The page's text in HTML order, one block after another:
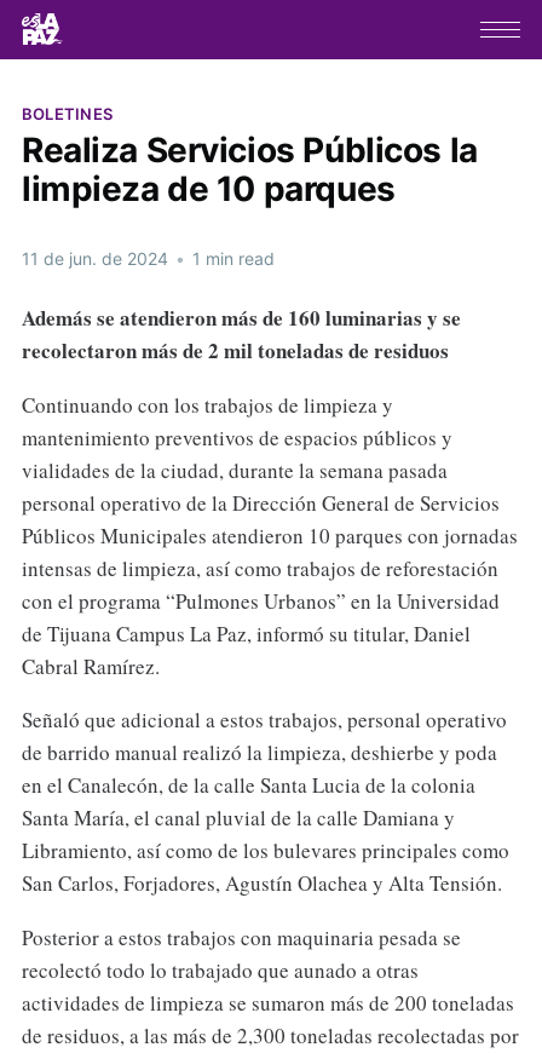
BOLETINES
Realiza Servicios Públicos la
limpieza de 10 parques
11 de jun. de 2024 • 1 min read
Además se atendieron más de 160 luminarias y se
recolectaron más de 2 mil toneladas de residuos
Continuando con los trabajos de limpieza y
mantenimiento preventivos de espacios públicos y
vialidades de la ciudad, durante la semana pasada
personal operativo de la Dirección General de Servicios
Públicos Municipales atendieron 10 parques con jornadas
intensas de limpieza, así como trabajos de reforestación
con el programa “Pulmones Urbanos” en la Universidad
de Tijuana Campus La Paz, informó su titular, Daniel
Cabral Ramírez.
Señaló que adicional a estos trabajos, personal operativo
de barrido manual realizó la limpieza, deshierbe y poda
en el Canalecón, de la calle Santa Lucia de la colonia
Santa María, el canal pluvial de la calle Damiana y
Libramiento, así como de los bulevares principales como
San Carlos, Forjadores, Agustín Olachea y Alta Tensión.
Posterior a estos trabajos con maquinaria pesada se
recolectó todo lo trabajado que aunado a otras
actividades de limpieza se sumaron más de 200 toneladas
de residuos, a las más de 2,300 toneladas recolectadas por